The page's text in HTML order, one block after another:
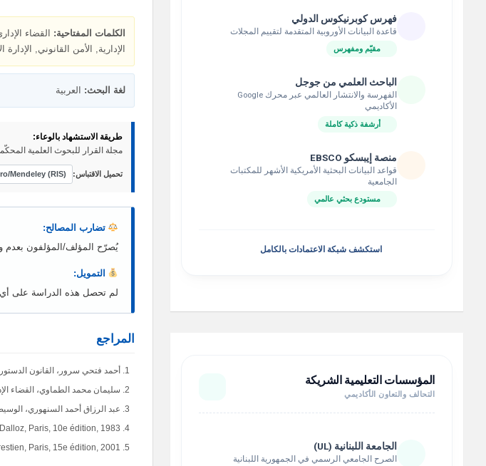
الكلمات المفتاحية: القضاء
الإدارية, الأمن القانوني, الإدارة
لغة البحث: العربية
طريقة الاستشهاد بالوعاء:
مجلة القرار للبحوث العلمية المحكّمة، المجلد 10، العدد 29،
تحميل الاقتباس: Mendeley (RIS)
تضارب المصالح:
يُصرّح المؤلف/المؤلفون بعدم
التمويل:
لم تحصل هذه الدراسة على
المراجع
أحمد فتحي سرور، القانون الدستوري،
سليمان محمد الطماوي، القضاء
عبد الرزاق أحمد السنهوري، الوسيط
Paris, 10e édition, 1983.
Paris, 15e édition, 2001.
فهرس كوبرنيكوس الدولي
قاعدة البيانات الأوروبية المتقدمة لتقييم المجلات
مقيّم ومفهرس
الباحث العلمي من جوجل
الفهرسة والانتشار العالمي عبر محرك Google
الأكاديمي
أرشفة ذكية كاملة
منصة إيبسكو EBSCO
قواعد البيانات البحثية الأمريكية الأشهر للمكتبات
الجامعية
مستودع بحثي عالمي
استكشف شبكة الاعتمادات بالكامل
المؤسسات التعليمية الشريكة
التحالف والتعاون الأكاديمي
الجامعة اللبنانية (UL)
الصرح الجامعي الرسمي في الجمهورية اللبنانية